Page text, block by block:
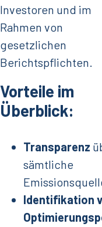
Investoren und im
Rahmen von
gesetzlichen
Berichtspflichten.
Vorteile im
Überblick:
Transparenz
sämtliche
Identifikation